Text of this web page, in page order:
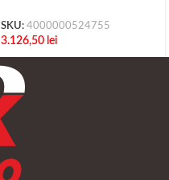
SKU: 4000000524755
3.126,50 lei